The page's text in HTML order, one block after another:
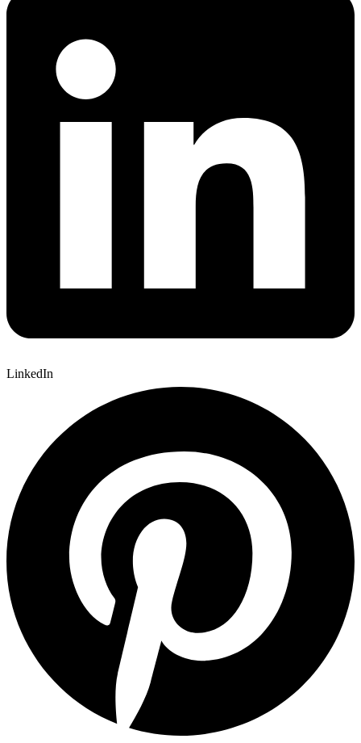
LinkedIn